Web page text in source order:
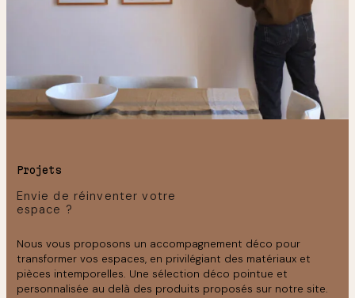
Projets
Envie de réinventer votre
espace ?
Nous vous proposons un accompagnement déco pour
transformer vos espaces, en privilégiant des matériaux et
pièces intemporelles. Une sélection déco pointue et
personnalisée au delà des produits proposés sur notre site.